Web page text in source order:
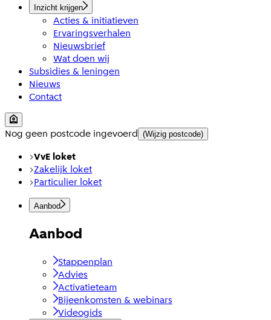
Inzicht krijgen
Acties & initiatieven
Ervaringsverhalen
Nieuwsbrief
Wat doen wij
Subsidies & leningen
Nieuws
Contact
Nog geen postcode ingevoerd (Wijzig postcode)
VvE loket
Zakelijk loket
Particulier loket
Aanbod
Aanbod
Stappenplan
Advies
Activatieteam
Bijeenkomsten & webinars
Videogids